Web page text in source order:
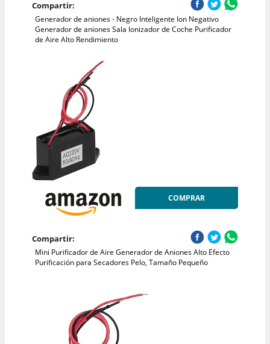
Compartir:
Generador de aniones - Negro Inteligente Ion Negativo
Generador de aniones Sala Ionizador de Coche Purificador
de Aire Alto Rendimiento
COMPRAR
Compartir:
Mini Purificador de Aire Generador de Aniones Alto Efecto
Purificación para Secadores Pelo, Tamaño Pequeño